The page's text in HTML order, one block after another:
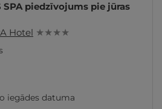
SPA piedzīvojums pie jūras
Hotel ★ ★ ★ ★
iegādes datuma